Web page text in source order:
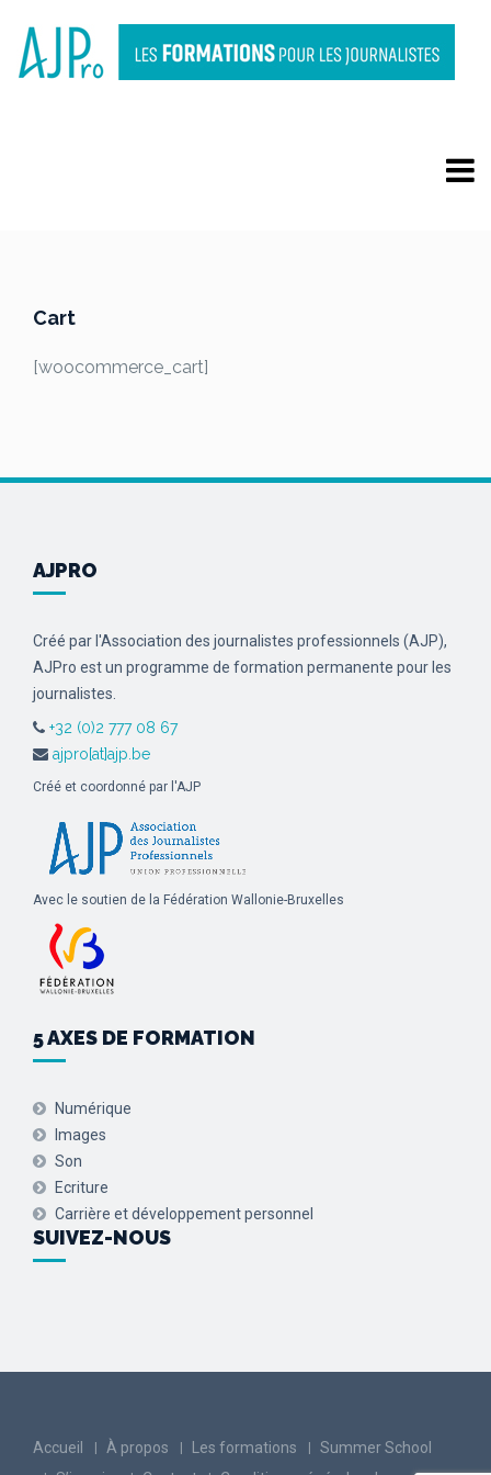
Cart
[woocommerce_cart]
AJPRO
Créé par l'Association des journalistes professionnels (AJP),
AJPro est un programme de formation permanente pour les
journalistes.
+32 (0)2 777 08 67
ajpro[at]ajp.be
Créé et coordonné par l'AJP
Avec le soutien de la Fédération Wallonie-Bruxelles
5 AXES DE FORMATION
Numérique
Images
Son
Ecriture
Carrière et développement personnel
SUIVEZ-NOUS
Accueil À propos Les formations
Summer School